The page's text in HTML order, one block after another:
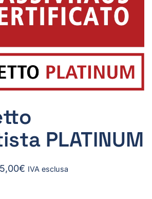
PLATINUM
€ Fascia
IVA esclusa